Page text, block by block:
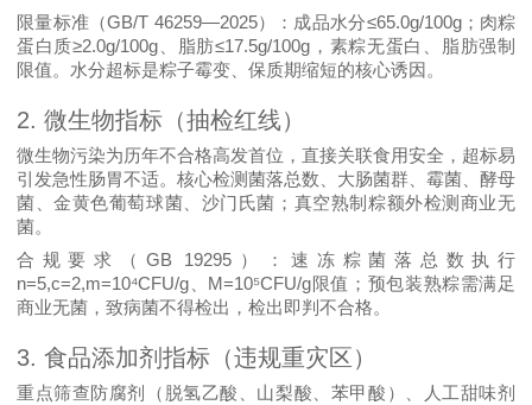
限量标准（GB/T 46259—2025） ：成品水分≤65.0g/100g；肉粽
蛋白质≥2.0g/100g 、脂肪≤17.5g/100g ，素粽无蛋白、脂肪强制
限值。水分超标是粽子霉变、保质期缩短的核心诱因。
2. 微生物指标（抽检红线）
微生物污染为历年不合格高发首位，直接关联食用安全，超标易
引发急性肠胃不适。核心检测菌落总数、大肠菌群、霉菌、酵母
菌、金黄色葡萄球菌、沙门氏菌；真空熟制粽额外检测 商业无
菌。
合规要求（ GB 19295 ） ：速冻粽菌落总数执行
n=5,c=2,m=10⁴CFU/g M=10⁵CFU/g限值；预包装熟粽需满足
商业无菌， 致病菌不得检出 ，检出即判不合格。
3. 食品添加剂指标（违规重灾区）
重点筛查防腐剂（脱氢乙酸、山梨酸、苯甲酸）、人工甜味剂